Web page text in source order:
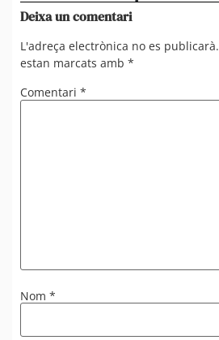
Deixa un comentari
L'adreça electrònica no es publicarà.
estan marcats amb *
Comentari *
Nom *